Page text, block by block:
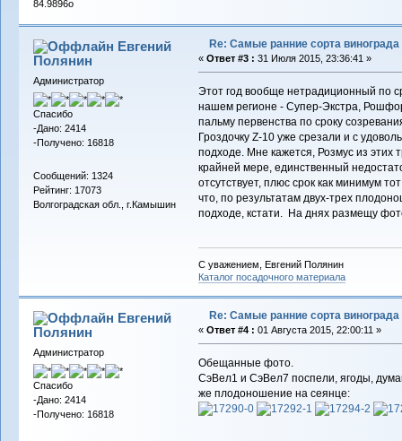
84.9896о
Евгений
Полянин
Администратор
Спасибо
-Дано: 2414
-Получено: 16818
Сообщений: 1324
Рейтинг: 17073
Волгоградская обл., г.Камышин
Re: Самые ранние сорта винограда
« Ответ #3 : 31 Июля 2015, 23:36:41 »
Этот год вообще нетрадиционный по
нашем регионе - Супер-Экстра,
пальму первенства по сроку
Гроздочку Z-10 уже срезали и с
подходе. Мне кажется, Розмус из этих
крайней мере, единственный
отсутствует, плюс срок как минимум
что, по результатам двух-трех
подходе, кстати. На днях размещу
С уважением, Евгений Полянин
Каталог посадочного материала
Евгений
Полянин
Администратор
Спасибо
-Дано: 2414
-Получено: 16818
Re: Самые ранние сорта винограда
« Ответ #4 : 01 Августа 2015, 22:00:11 »
Обещанные фото.
СэВел1 и СэВел7 поспели, ягоды,
же плодоношение на сеянце: